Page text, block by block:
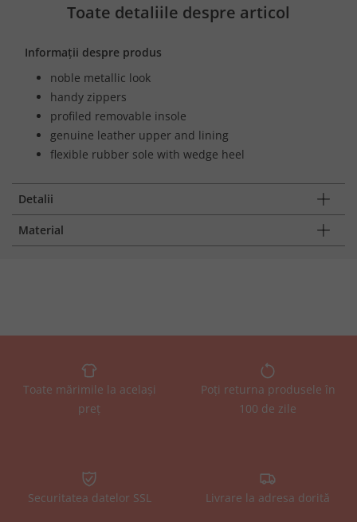
Toate detaliile despre articol
Informații despre produs
noble metallic look
handy zippers
profiled removable insole
genuine leather upper and lining
flexible rubber sole with wedge heel
Detalii
Material
Toate mărimile la același
preț
Poți returna produsele în
100 de zile
Securitatea datelor SSL Livrare la adresa dorită